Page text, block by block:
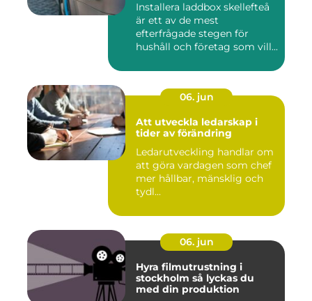
Installera laddbox skellefteå
är ett av de mest
efterfrågade stegen för
hushåll och företag som vill...
06. jun
Att utveckla ledarskap i
tider av förändring
Ledarutveckling handlar om
att göra vardagen som chef
mer hållbar, mänsklig och
tydl...
06. jun
Hyra filmutrustning i
stockholm så lyckas du
med din produktion